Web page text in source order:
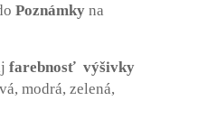
Poznámky na
farebnosť výšivky
modrá, zelená,